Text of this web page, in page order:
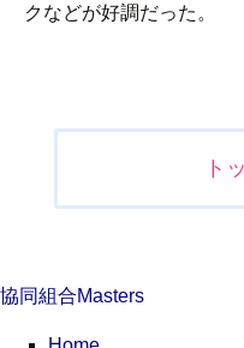
クなどが好調だった。
シ
ョ
ト
協同組合Masters